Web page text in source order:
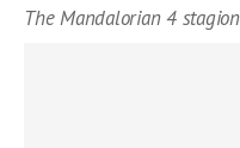
The Mandalorian 4